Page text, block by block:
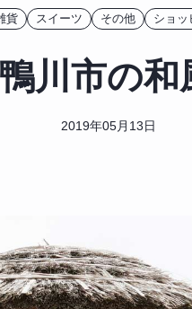
貨 スイーツ その他 ショッ
川市の和
2019年05月13日